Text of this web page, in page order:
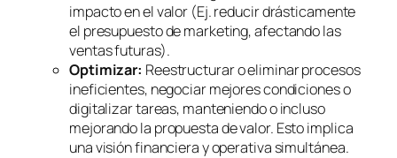
impacto en el valor (Ej. reducir drásticamente
el presupuesto de marketing, afectando las
ventas futuras).
Optimizar: Reestructurar o eliminar procesos
ineficientes, negociar mejores condiciones o
digitalizar tareas, manteniendo o incluso
mejorando la propuesta de valor. Esto implica
una visión financiera y operativa simultánea.